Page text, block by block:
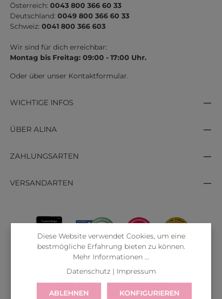
Österreich: 0043 800 366 60 33
Deutschland: 0049 800 366 60 33
Schweiz: 0041 800 366 603
Wir sind für dich erreichbar:
Montag bis Freitag: 09:00 - 17:00 Uhr.
Oder über unser Kontaktformular.
WICHTIGE INFOS
ÜBER ALINA
ZAHLUNGSARTEN
VERSANDARTEN
Diese Website verwendet Cookies, um eine
bestmögliche Erfahrung bieten zu können.
Mehr Informationen ...
Datenschutz| Impressum
ABLEHNEN KONFIGURIEREN